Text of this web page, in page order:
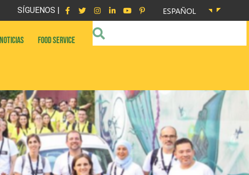
SÍGUENOS | ESPAÑOL
NOTICIAS FOOD SERVICE